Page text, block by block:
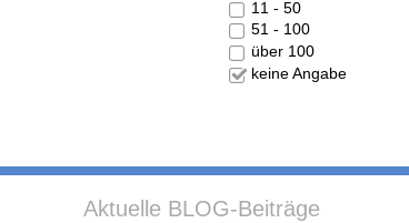
11 - 50
51 - 100
über 100
keine Angabe
Aktuelle BLOG-Beiträge